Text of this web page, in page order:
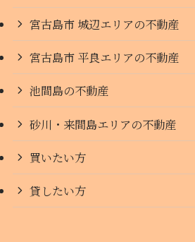
宮古島市 城辺エリアの不動産
宮古島市 平良エリアの不動産
池間島の不動産
砂川・来間島エリアの不動産
買いたい方
貸したい方